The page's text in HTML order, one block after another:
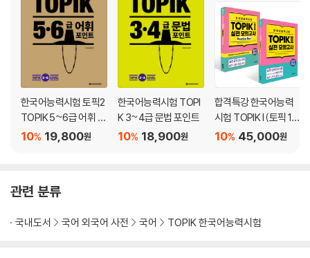
1. 안내문의 내용 파악하기
2. 그래프의 내용 파악하기
3. 기사의 내용 이해하기
4. 수필의 내용 파악하기
5. 설명문의 내용 파악하기
6. 소설의 내용 파악하기
7. 칼럼의 내용 파악하기
Reading Plus
한국어능력시험 토픽2
TOPIK 5~6급 어휘 포
인트 19,800원
10%
한국어능력시험 TOPI
K 3~4급 문법 포인트
18,900원
10%
합격특강 한국어능력
시험 TOPIK I (토픽 1)
+ TOPIK II (토픽 2) 실
45,000원
10%
관련 분류
국내도서 국어 외국어 사전 국어 TOPIK 한국어능력시험